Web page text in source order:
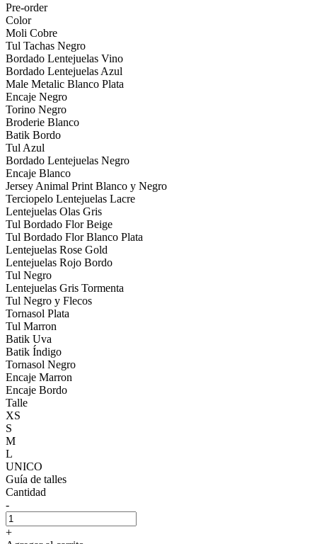
Pre-order
Color
Moli Cobre
Tul Tachas Negro
Bordado Lentejuelas Vino
Bordado Lentejuelas Azul
Male Metalic Blanco Plata
Encaje Negro
Torino Negro
Broderie Blanco
Batik Bordo
Tul Azul
Bordado Lentejuelas Negro
Encaje Blanco
Jersey Animal Print Blanco y Negro
Terciopelo Lentejuelas Lacre
Lentejuelas Olas Gris
Tul Bordado Flor Beige
Tul Bordado Flor Blanco Plata
Lentejuelas Rose Gold
Lentejuelas Rojo Bordo
Tul Negro
Lentejuelas Gris Tormenta
Tul Negro y Flecos
Tornasol Plata
Tul Marron
Batik Uva
Batik Índigo
Tornasol Negro
Encaje Marron
Encaje Bordo
Talle
XS
S
M
L
UNICO
Guía de talles
Cantidad
-
+